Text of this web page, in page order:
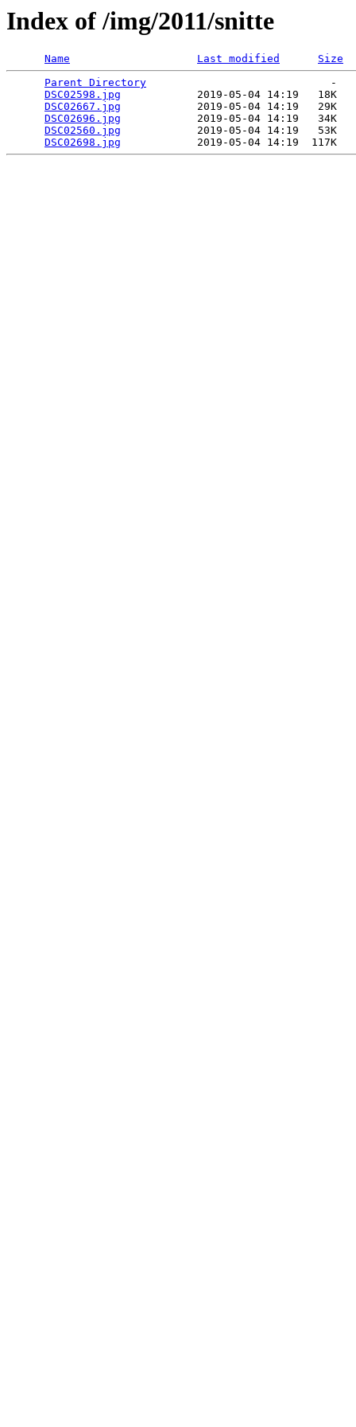
Index of /img/2011/snitte
Name Last modified
Size
Parent Directory
                             -
DSC02598.jpg
            2019-05-04 14:19   18K
DSC02667.jpg
            2019-05-04 14:19   29K
DSC02696.jpg
            2019-05-04 14:19   34K
DSC02560.jpg
            2019-05-04 14:19   53K
DSC02698.jpg